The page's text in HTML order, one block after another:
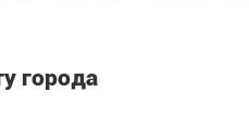
города